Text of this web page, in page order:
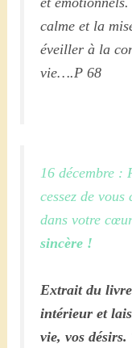
calme et la
éveiller à la
vie….P 68
16 décembre :
cessez de
dans votre
sincère !
Extrait du
intérieur et
vie, vos désirs.